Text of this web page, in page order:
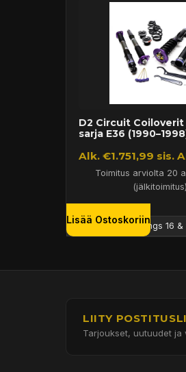
D2 Circuit Coiloverit
sarja E36
Alk. €1.751,99 sis.
Toimitus arviolta 20
(jälkitoimitus)
Lisää Ostoskoriin
LIITY
Tarjoukset, uutuudet ja